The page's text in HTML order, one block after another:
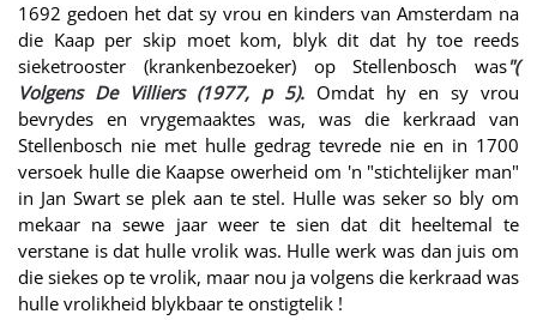
1692 gedoen het dat sy vrou en kinders van Amsterdam na
die Kaap per skip moet kom, blyk dit dat hy toe reeds
sieketrooster (krankenbezoeker) op Stellenbosch was"(
Volgens De Villiers (1977, p 5). Omdat hy en sy vrou
bevrydes en vrygemaaktes was, was die kerkraad van
Stellenbosch nie met hulle gedrag tevrede nie en in 1700
versoek hulle die Kaapse owerheid om 'n "stichtelijker man"
in Jan Swart se plek aan te stel. Hulle was seker so bly om
mekaar na sewe jaar weer te sien dat dit heeltemal te
verstane is dat hulle vrolik was. Hulle werk was dan juis om
die siekes op te vrolik, maar nou ja volgens die kerkraad was
hulle vrolikheid blykbaar te onstigtelik !